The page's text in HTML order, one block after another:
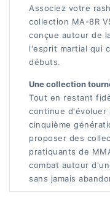
Associez votre
collection MA-8R
conçue autour de
l'esprit martial qui
débuts.
Une collection
Tout en restant
continue d'évoluer
cinquième
proposer des
pratiquants de
combat autour
sans jamais